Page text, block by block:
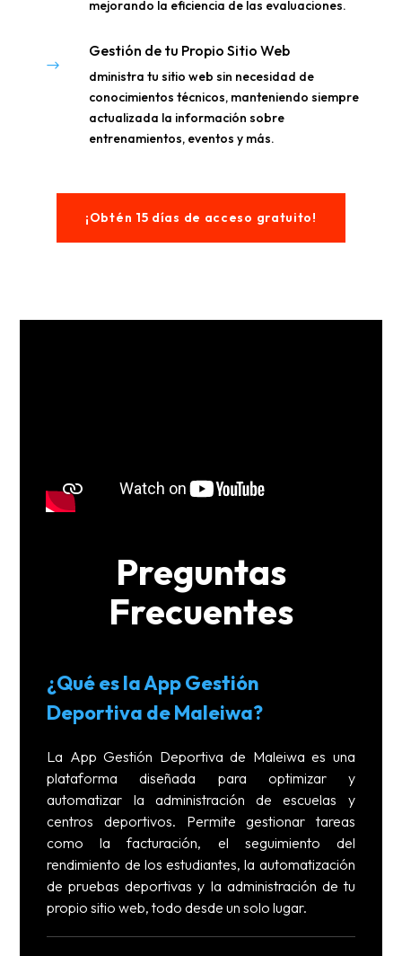
mejorando la eficiencia de las evaluaciones.
$
Gestión de tu Propio Sitio Web
dministra tu sitio web sin necesidad de
conocimientos técnicos, manteniendo siempre
actualizada la información sobre
entrenamientos, eventos y más.
¡Obtén 15 días de acceso gratuito!
Preguntas
Frecuentes
¿Qué es la App Gestión
Deportiva de Maleiwa?
La App Gestión Deportiva de Maleiwa es una
plataforma diseñada para optimizar y
automatizar la administración de escuelas y
centros deportivos. Permite gestionar tareas
como la facturación, el seguimiento del
rendimiento de los estudiantes, la automatización
de pruebas deportivas y la administración de tu
propio sitio web, todo desde un solo lugar.